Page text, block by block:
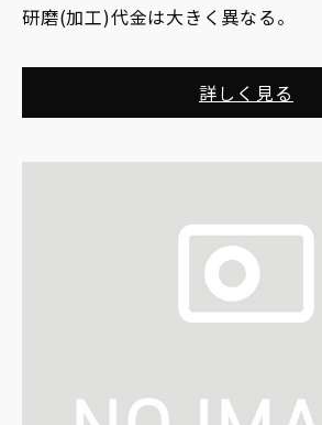
研磨(加工)代金は大きく異なる。
詳しく見る